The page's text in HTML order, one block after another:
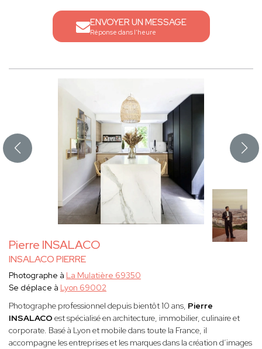
ENVOYER UN MESSAGE
Réponse dans l'heure
Pierre INSALACO
INSALACO PIERRE
Photographe à La Mulatière 69350
Se déplace à Lyon 69002
Photographe professionnel depuis bientôt 10 ans, Pierre
INSALACO est spécialisé en architecture, immobilier, culinaire et
corporate. Basé à Lyon et mobile dans toute la France, il
accompagne les entreprises et les marques dans la création d’images